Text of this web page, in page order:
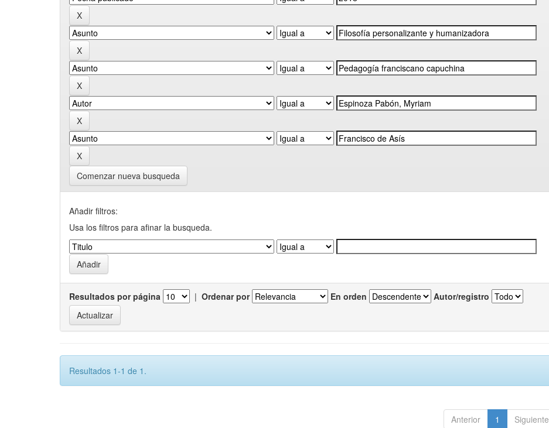
Comenzar nueva busqueda
Añadir filtros:
Usa los filtros para afinar la busqueda.
Resultados por página | Ordenar por En orden Autor/registro
Resultados 1-1 de 1.
Anterior 1 Siguiente